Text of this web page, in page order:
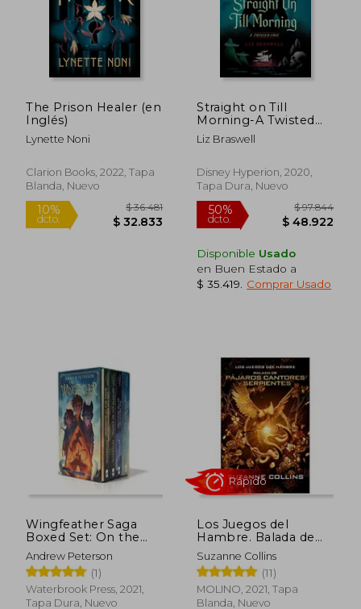
Rápido
The Prison Healer (en
Inglés)
Lynette Noni
Clarion Books, 2022, Tapa
Blanda, Nuevo
Straight on Till
Morning-A Twisted
Tale (en Inglés)
Liz Braswell
Disney Hyperion, 2020,
Tapa Dura, Nuevo
Disponible Usado
en Buen Estado a
$ 35.419
Comprar Usado
Wingfeather Saga
Boxed Set: On the
Edge of the Dark sea
of Darkness; North!
Or be Eaten; The
Monster in the
Hollows; The Warden
Andrew Peterson
(1)
Waterbrook Press, 2021,
Tapa Dura, Nuevo
Los Juegos del
Hambre. Balada de
pájaros cantores y
serpientes
Suzanne Collins
(11)
MOLINO, 2021, Tapa
Blanda, Nuevo